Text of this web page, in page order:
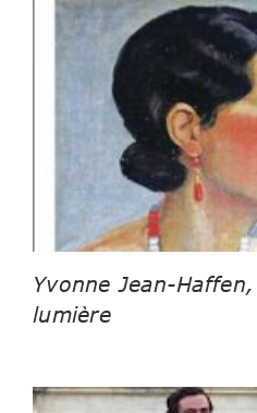
Yvonne Jean-
lumière